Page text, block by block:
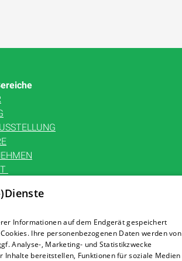
Informationen auf dem Endgerät gespeichert
Ihre personenbezogenen Daten werden von
Analyse-, Marketing- und Statistikzwecke
bereitstellen, Funktionen für soziale Medien